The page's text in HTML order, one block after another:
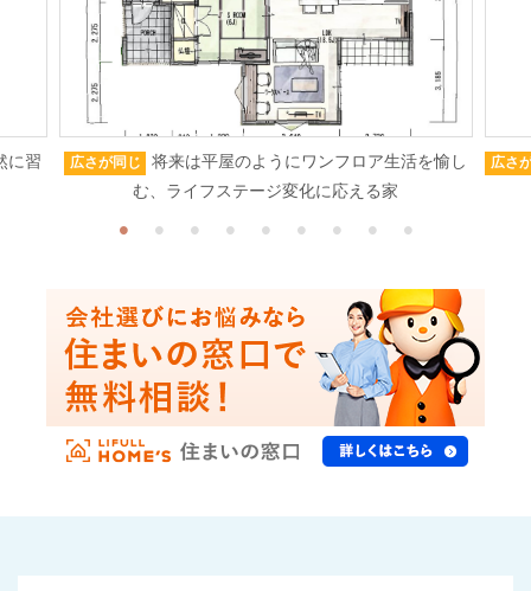
に習 広さが同じ
将来は平屋のようにワンフロア生活を愉し
む、ライフステージ変化に応える家
広さ